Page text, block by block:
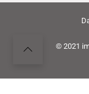
© 2021